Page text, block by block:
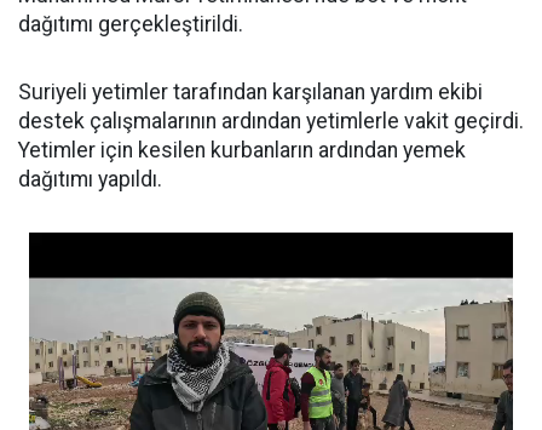
dağıtımı gerçekleştirildi.
Suriyeli yetimler tarafından karşılanan yardım ekibi
destek çalışmalarının ardından yetimlerle vakit geçirdi.
Yetimler için kesilen kurbanların ardından yemek
dağıtımı yapıldı.